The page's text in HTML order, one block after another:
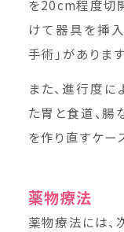
を20cm程度切
けて器具を挿
手術」があります
また、進行度に
た胃と食道、腸
を作り直すケー
薬物療法
薬物療法には、